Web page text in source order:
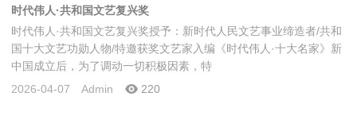
时代伟人·共和国文艺复兴奖
时代伟人·共和国文艺复兴奖授予：新时代人民文艺事业缔造者/共和
国十大文艺功勋人物/特邀获奖文艺家入编《时代伟人·十大名家》新
中国成立后，为了调动一切积极因素，特
2026-04-07
Admin 220